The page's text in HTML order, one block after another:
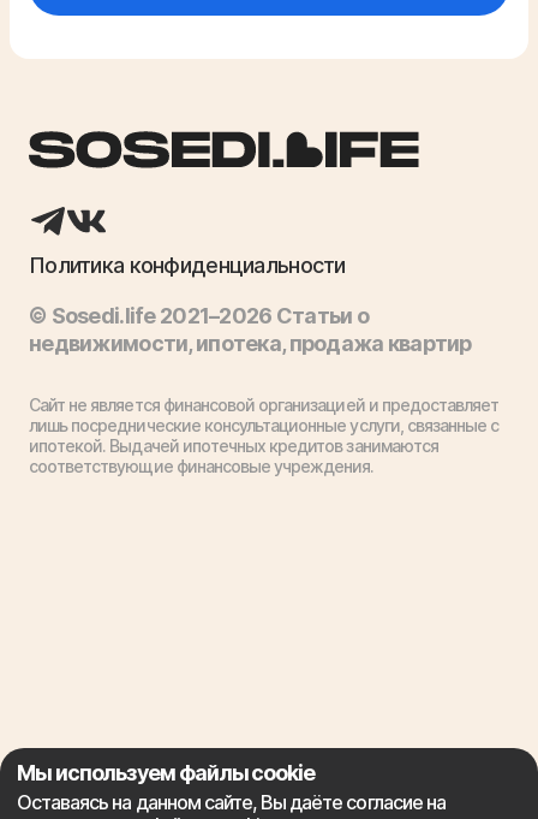
Политика конфиденциальности
© Sosedi.life 2021–2026 Статьи о
недвижимости, ипотека, продажа квартир
Сайт не является финансовой организацией и предоставляет
лишь посреднические консультационные услуги, связанные с
ипотекой. Выдачей ипотечных кредитов занимаются
соответствующие финансовые учреждения.
Мы используем файлы cookie
Оставаясь на данном сайте, Вы даёте согласие на